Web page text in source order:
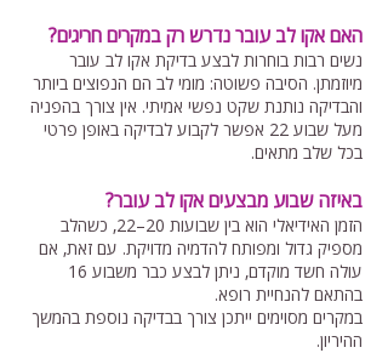
האם אקו לב עובר נדרש רק במקרים חריגים?
נשים רבות בוחרות לבצע בדיקת אקו לב עובר
מיוזמתן. הסיבה פשוטה: מומי לב הם הנפוצים ביותר
והבדיקה נותנת שקט נפשי אמיתי. אין צורך בהפניה
מעל שבוע 22 אפשר לקבוע לבדיקה באופן פרטי
בכל שלב מתאים.
באיזה שבוע מבצעים אקו לב עובר?
הזמן האידיאלי הוא בין שבועות 20–22, כשהלב
מספיק גדול ומפותח להדמיה מדויקת. עם זאת, אם
עולה חשד מוקדם, ניתן לבצע כבר משבוע 16
בהתאם להנחיית רופא.
במקרים מסוימים ייתכן צורך בבדיקה נוספת בהמשך
ההיריון.